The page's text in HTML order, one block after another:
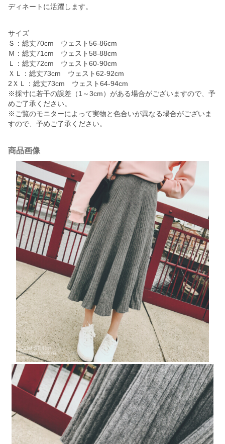
ディネートに活躍します。
サイズ
Ｓ：総丈70cm ウェスト56-86cm
Ｍ：総丈71cm ウェスト58-88cm
Ｌ：総丈72cm ウェスト60-90cm
ＸＬ：総丈73cm ウェスト62-92cm
2ＸＬ：総丈73cm ウェスト64-94cm
※採寸に若干の誤差（1～3cm）がある場合がございますので、予
めご了承ください。
※ご覧のモニターによって実物と色合いが異なる場合がございま
すので、予めご了承ください。
商品画像